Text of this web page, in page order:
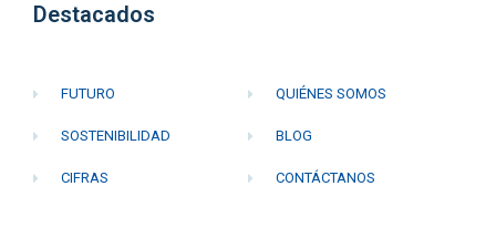
Destacados
FUTURO
SOSTENIBILIDAD
CIFRAS
QUIÉNES SOMOS
BLOG
CONTÁCTANOS